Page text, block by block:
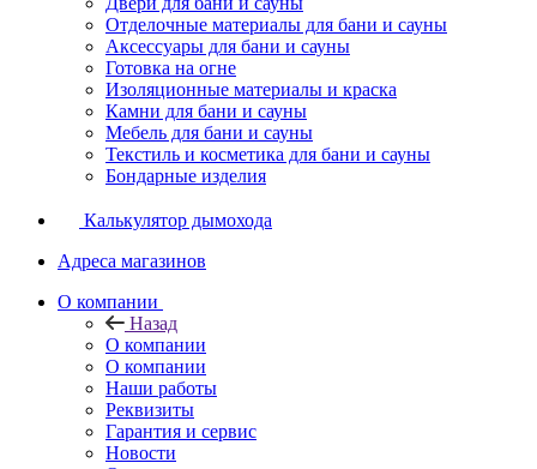
Отделочные материалы для бани и сауны
Аксессуары для бани и сауны
Готовка на огне
Изоляционные материалы и краска
Камни для бани и сауны
Мебель для бани и сауны
Текстиль и косметика для бани и сауны
Бондарные изделия
Калькулятор дымохода
Адреса магазинов
O компании
Назад
O компании
О компании
Наши работы
Реквизиты
Гарантия и сервис
Новости